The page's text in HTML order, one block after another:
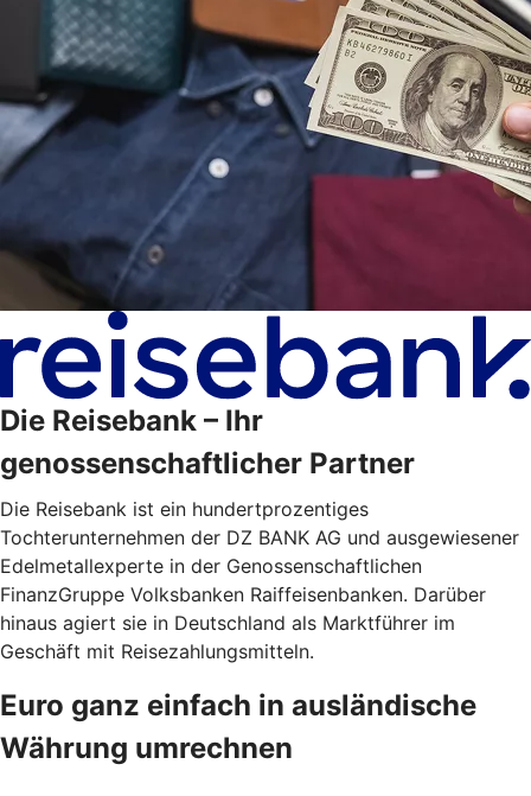
Die Reisebank – Ihr
genossenschaftlicher Partner
Die Reisebank ist ein hundertprozentiges
Tochterunternehmen der DZ BANK AG und ausgewiesener
Edelmetallexperte in der Genossenschaftlichen
FinanzGruppe Volksbanken Raiffeisenbanken. Darüber
hinaus agiert sie in Deutschland als Marktführer im
Geschäft mit Reisezahlungsmitteln.
Euro ganz einfach in ausländische
Währung umrechnen